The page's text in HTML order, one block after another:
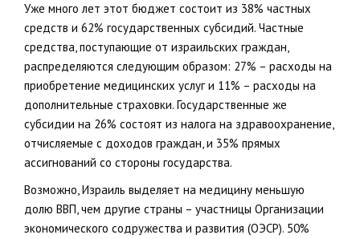
Уже много лет этот бюджет состоит из 38% частных
средств и 62% государственных субсидий. Частные
средства, поступающие от израильских граждан,
распределяются следующим образом: 27% – расходы на
приобретение медицинских услуг и 11% – расходы на
дополнительные страховки. Государственные же
субсидии на 26% состоят из налога на здравоохранение,
отчисляемые с доходов граждан, и 35% прямых
ассигнований со стороны государства.
Возможно, Израиль выделяет на медицину меньшую
долю ВВП, чем другие страны – участницы Организации
экономического содружества и развития (ОЭСР). 50%